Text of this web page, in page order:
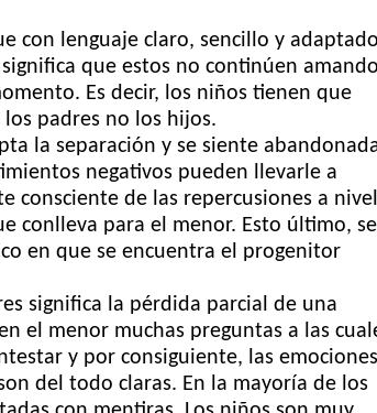
con lenguaje claro, sencillo y
que estos no continúen
Es decir, los niños tienen que
padres no los hijos.
la separación y se siente
negativos pueden llevarle a
consciente de las repercusiones a nivel
conlleva para el menor. Esto último, se
en que se encuentra el progenitor
significa la pérdida parcial de una
el menor muchas preguntas a las
y por consiguiente, las
del todo claras. En la mayoría de los